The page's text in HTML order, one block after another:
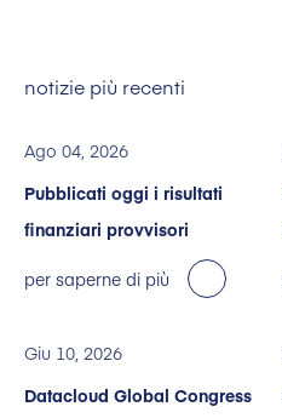
notizie più recenti
Ago 04, 2026
Pubblicati oggi i risultati
finanziari provvisori
per saperne di più
Giu 10, 2026
Datacloud Global Congress